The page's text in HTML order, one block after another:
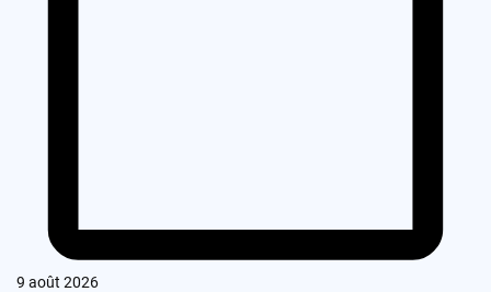
9 août 2026